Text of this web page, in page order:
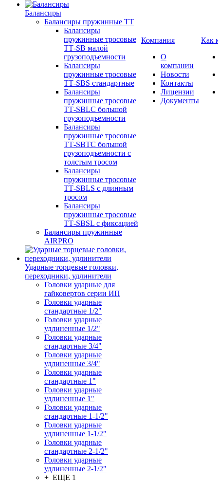
Балансиры
Балансиры пружинные TT
Балансиры
пружинные тросовые
ТТ-SB малой
грузоподъемности
Балансиры
пружинные тросовые
ТТ-SBS стандартные
Балансиры
пружинные тросовые
ТТ-SBLC большой
грузоподъемности
Балансиры
пружинные тросовые
ТТ-SBTC большой
грузоподъемности с
толстым тросом
Балансиры
пружинные тросовые
ТТ-SBLS с длинным
тросом
Балансиры
пружинные тросовые
ТТ-SBSL с фиксацией
Балансиры пружинные
AIRPRO
Ударные торцевые головки,
переходники, удлинители
Головки ударные для
гайковертов серии ИП
Головки ударные
стандартные 1/2"
Головки ударные
удлиненные 1/2"
Головки ударные
стандартные 3/4"
Головки ударные
удлиненные 3/4"
Головки ударные
стандартные 1"
Головки ударные
удлиненные 1"
Головки ударные
стандартные 1-1/2"
Головки ударные
удлиненные 1-1/2"
Головки ударные
стандартные 2-1/2"
Головки ударные
удлиненные 2-1/2"
+ ЕЩЕ 1
Компания
О
компании
Новости
Контакты
Лицензии
Документы
Как